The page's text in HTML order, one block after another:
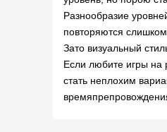
Разнообразие
повторяются слишком
Зато визуальный
Если любите игры на
стать неплохим